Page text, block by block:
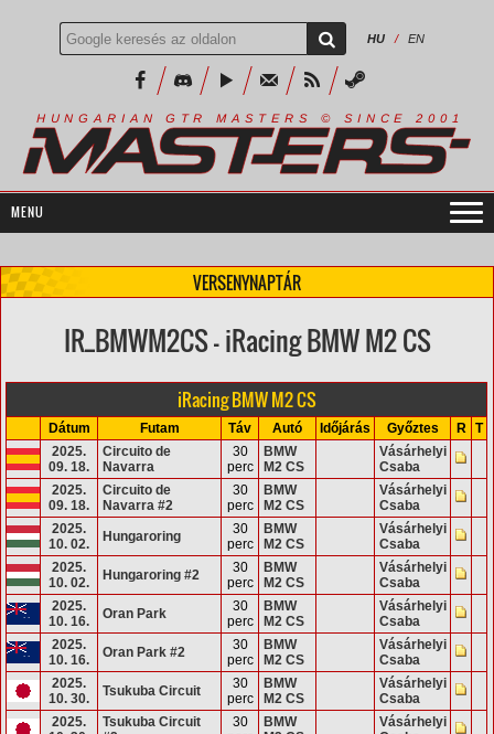
HU / EN
H U N G A R I A N G T R M A S T E R S © S I N C E 2 0 0 1
VERSENYNAPTÁR
IR_BMWM2CS - iRacing BMW M2 CS
iRacing BMW M2 CS
Dátum Futam Táv Autó Időjárás Győztes R
T
2025.
09. 18.
Circuito de
Navarra
30
perc
BMW
M2 CS
Vásárhelyi
Csaba
2025.
09. 18.
Circuito de
Navarra #2
30
perc
BMW
M2 CS
Vásárhelyi
Csaba
2025.
10. 02.
Hungaroring
30
perc
BMW
M2 CS
Vásárhelyi
Csaba
2025.
10. 02.
Hungaroring #2
30
perc
BMW
M2 CS
Vásárhelyi
Csaba
2025.
10. 16.
Oran Park
30
perc
BMW
M2 CS
Vásárhelyi
Csaba
2025.
10. 16.
Oran Park #2
30
perc
BMW
M2 CS
Vásárhelyi
Csaba
2025.
10. 30.
Tsukuba Circuit
30
perc
BMW
M2 CS
Vásárhelyi
Csaba
2025.
Tsukuba Circuit
30
BMW
Vásárhelyi